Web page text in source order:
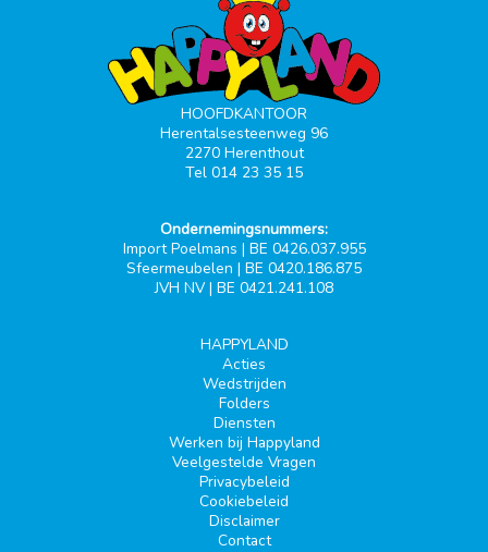
HOOFDKANTOOR
Herentalsesteenweg 96
2270 Herenthout
Tel 014 23 35 15
Ondernemingsnummers:
Import Poelmans | BE 0426.037.955
Sfeermeubelen | BE 0420.186.875
JVH NV | BE 0421.241.108
HAPPYLAND
Acties
Wedstrijden
Folders
Diensten
Werken bij Happyland
Veelgestelde Vragen
Privacybeleid
Cookiebeleid
Disclaimer
Contact